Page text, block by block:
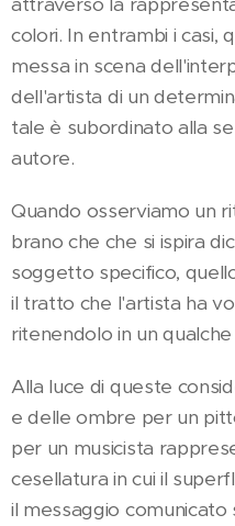
colori. In entrambi i casi,
messa in scena
dell'artista di un
tale è subordinato alla
autore.
Quando osserviamo un
brano che che si ispira
soggetto specifico,
il tratto che l'artista ha
ritenendolo in un
Alla luce di queste
e delle ombre per un
per un musicista
cesellatura in cui il
il messaggio